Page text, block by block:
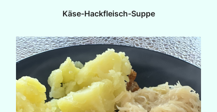
Käse-Hackfleisch-Suppe